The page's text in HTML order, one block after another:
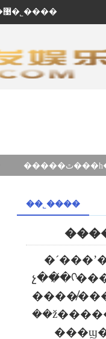
��ӭ���ʽ������ֽ��輯�����޹�˾����
��˾����
����̸��